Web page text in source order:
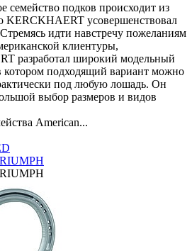
семейство подков происходит из
усовершенствовал
идти навстречу пожеланиям
клиентуры,
разработал широкий модельный
котором подходящий вариант можно
под любую лошадь. Он
выбор размеров и видов
American...